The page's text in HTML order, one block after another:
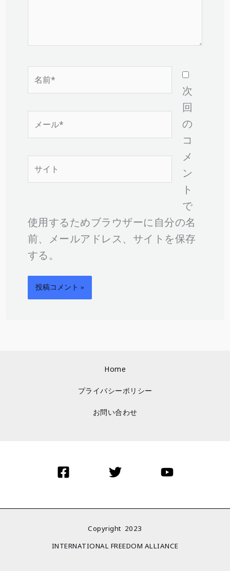
名
前
ー
サ
イ
次
回
の
コ
メ
ン
ト
で
使用するためブラウザーに自分の名
前、メールアドレス、サイトを保存
する。
Home
プライバシーポリシー
お問い合わせ
Copyright 2023
INTERNATIONAL FREEDOM ALLIANCE